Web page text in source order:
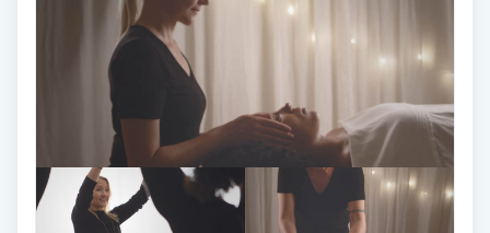
Kostrådgivning
Kroppsinpackning
Kroppspeeling
Käkledsbehandling